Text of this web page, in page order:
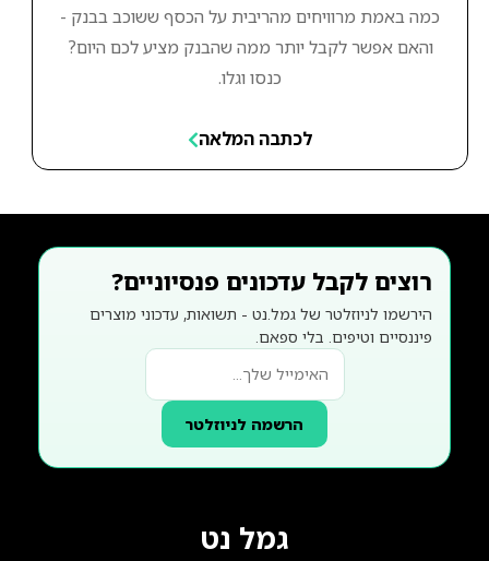
כמה באמת מרוויחים מהריבית על הכסף ששוכב בבנק -
והאם אפשר לקבל יותר ממה שהבנק מציע לכם היום?
כנסו וגלו.
לכתבה המלאה
רוצים לקבל עדכונים פנסיוניים?
הירשמו לניוזלטר של גמל.נט - תשואות, עדכוני מוצרים
פיננסיים וטיפים. בלי ספאם.
הרשמה לניוזלטר
גמל נט